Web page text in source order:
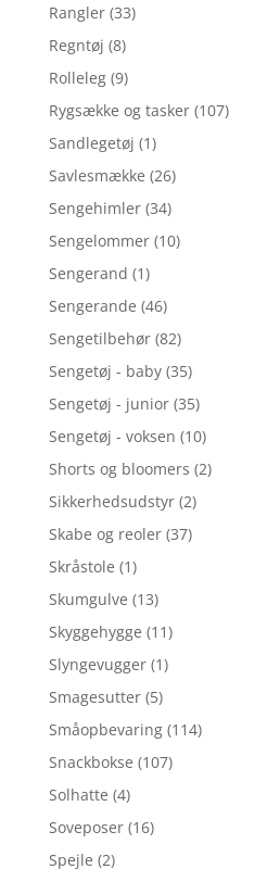
Rangler (33)
Regntøj (8)
Rolleleg (9)
Rygsække og tasker (107)
Sandlegetøj (1)
Savlesmække (26)
Sengehimler (34)
Sengelommer (10)
Sengerand (1)
Sengerande (46)
Sengetilbehør (82)
Sengetøj - baby (35)
Sengetøj - junior (35)
Sengetøj - voksen (10)
Shorts og bloomers (2)
Sikkerhedsudstyr (2)
Skabe og reoler (37)
Skråstole (1)
Skumgulve (13)
Skyggehygge (11)
Slyngevugger (1)
Smagesutter (5)
Småopbevaring (114)
Snackbokse (107)
Solhatte (4)
Soveposer (16)
Spejle (2)